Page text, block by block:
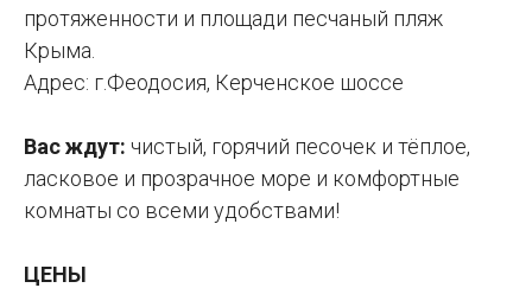
протяженности и площади песчаный пляж
Крыма.
Адрес: г.Феодосия, Керченское шоссе
Вас ждут: чистый, горячий песочек и тёплое,
ласковое и прозрачное море и комфортные
комнаты со всеми удобствами!
ЦЕНЫ